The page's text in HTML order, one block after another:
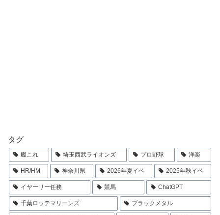
タグ
艦これ 埼玉西武ライオンズ プロ野球 洋楽
HR/HM 神奈川県 2026年夏イベ 2025年秋イベ
イヤーリー任務 競馬 ChatGPT
千葉ロッテマリーンズ ブラックメタル